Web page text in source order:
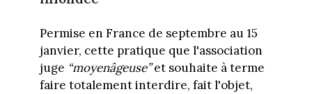
Permise en France de septembre au 15
janvier, cette pratique que l'association
juge “moyenâgeuse”et souhaite à terme
faire totalement interdire, fait l'objet,